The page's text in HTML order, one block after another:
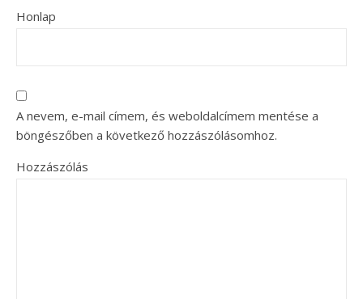
Honlap
A nevem, e-mail címem, és weboldalcímem mentése a
böngészőben a következő hozzászólásomhoz.
Hozzászólás